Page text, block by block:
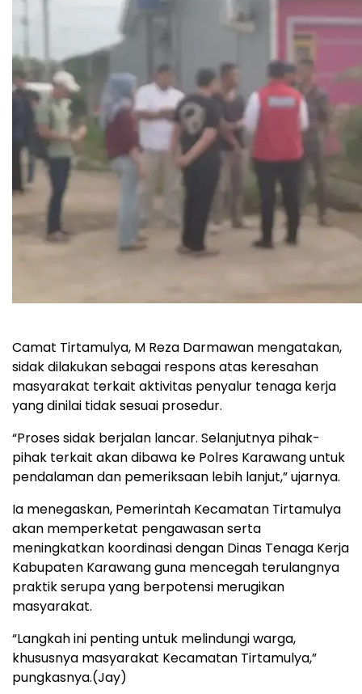
Camat Tirtamulya, M Reza Darmawan mengatakan,
sidak dilakukan sebagai respons atas keresahan
masyarakat terkait aktivitas penyalur tenaga kerja
yang dinilai tidak sesuai prosedur.
“Proses sidak berjalan lancar. Selanjutnya pihak-
pihak terkait akan dibawa ke Polres Karawang untuk
pendalaman dan pemeriksaan lebih lanjut,” ujarnya.
Ia menegaskan, Pemerintah Kecamatan Tirtamulya
akan memperketat pengawasan serta
meningkatkan koordinasi dengan Dinas Tenaga Kerja
Kabupaten Karawang guna mencegah terulangnya
praktik serupa yang berpotensi merugikan
masyarakat.
“Langkah ini penting untuk melindungi warga,
khususnya masyarakat Kecamatan Tirtamulya,”
pungkasnya.(Jay)